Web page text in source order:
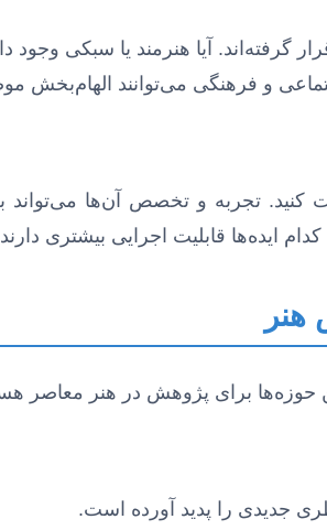
گرفته‌اند. آیا هنرمند یا سبکی
و فرهنگی می‌توانند الهام‌بخش
ایده‌ها قابلیت اجرایی بیشتری دارند
هنر
حوزه‌ها برای پژوهش در هنر معاصر
جدیدی را پدید آورده است.